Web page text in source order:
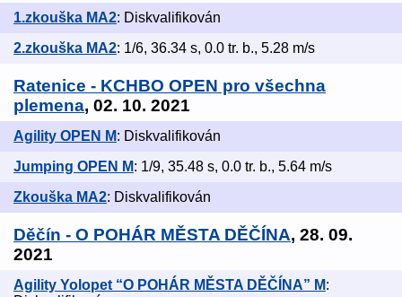
1.zkouška MA2: Diskvalifikován
2.zkouška MA2: 1/6, 36.34 s, 0.0 tr. b., 5.28 m/s
Ratenice - KCHBO OPEN pro všechna
plemena, 02. 10. 2021
Agility OPEN M: Diskvalifikován
Jumping OPEN M: 1/9, 35.48 s, 0.0 tr. b., 5.64 m/s
Zkouška MA2: Diskvalifikován
Děčín - O POHÁR MĚSTA DĚČÍNA, 28. 09.
2021
Agility Yolopet “O POHÁR MĚSTA DĚČÍNA” M: